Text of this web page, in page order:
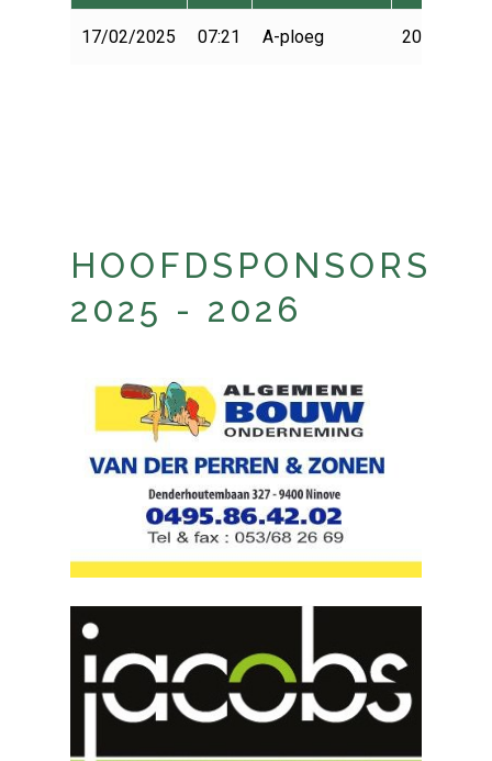
17/02/2025 07:21 A-ploeg 2024-2025
HOOFDSPONSORS
2025 - 2026